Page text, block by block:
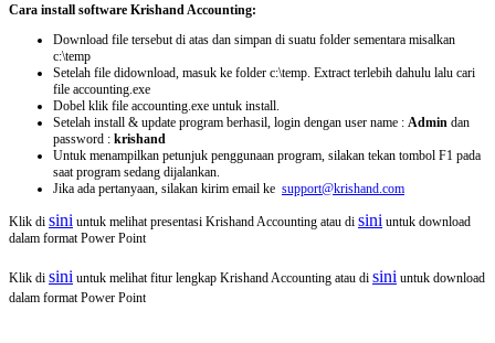
Cara install software Krishand Accounting:
Download file tersebut di atas dan simpan di suatu folder sementara misalkan
c:\temp
Setelah file didownload, masuk ke folder c:\temp. Extract terlebih dahulu lalu cari
file accounting.exe
Dobel klik file accounting.exe untuk install.
Setelah install & update program berhasil, login dengan user name : Admin dan
password : krishand
Untuk menampilkan petunjuk penggunaan program, silakan tekan tombol F1 pada
saat program sedang dijalankan.
Jika ada pertanyaan, silakan kirim email ke support@krishand.com
Klik di sini untuk melihat presentasi Krishand Accounting atau di sini untuk download
dalam format Power Point
Klik di sini untuk melihat fitur lengkap Krishand Accounting atau di sini untuk download
dalam format Power Point